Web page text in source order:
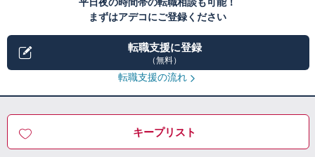
平日夜の時間帯の転職相談も可能！
まずはアデコにご登録ください
転職支援に登録
（無料）
転職支援の流れ
キープリスト